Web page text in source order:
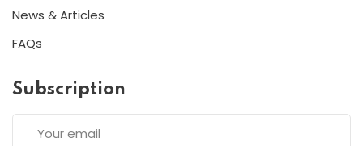
News & Articles
FAQs
Subscription